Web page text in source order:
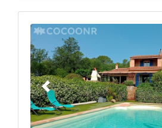
Précédent